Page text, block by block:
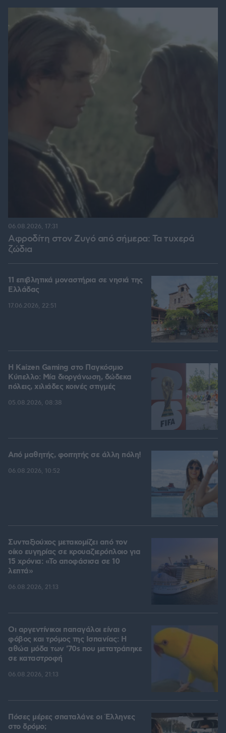
Αφροδίτη στον Ζυγό από σήμερα: Τα τυχερά
ζώδια
06.08.2026, 17:31
11 επιβλητικά μοναστήρια σε νησιά της
Ελλάδας
17.06.2026, 22:51
H Kaizen Gaming στο Παγκόσμιο
Kύπελλο: Μία διοργάνωση, δώδεκα
πόλεις, χιλιάδες κοινές στιγμές
05.08.2026, 08:38
Από μαθητής, φοιτητής σε άλλη πόλη!
06.08.2026, 10:52
Συνταξιούχος μετακομίζει από τον
οίκο ευγηρίας σε κρουαζιερόπλοιο για
15 χρόνια: «Το αποφάσισα σε 10
λεπτά»
06.08.2026, 21:13
Οι αργεντίνικοι παπαγάλοι είναι ο
φόβος και τρόμος της Ισπανίας: Η
αθώα μόδα των '70s που μετατράπηκε
σε καταστροφή
06.08.2026, 21:13
Πόσες μέρες σπαταλάνε οι Έλληνες
στο δρόμο;